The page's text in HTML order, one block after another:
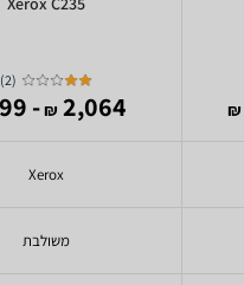
₪
(
2
)
2,064
₪
- 999
Xerox
משולבת